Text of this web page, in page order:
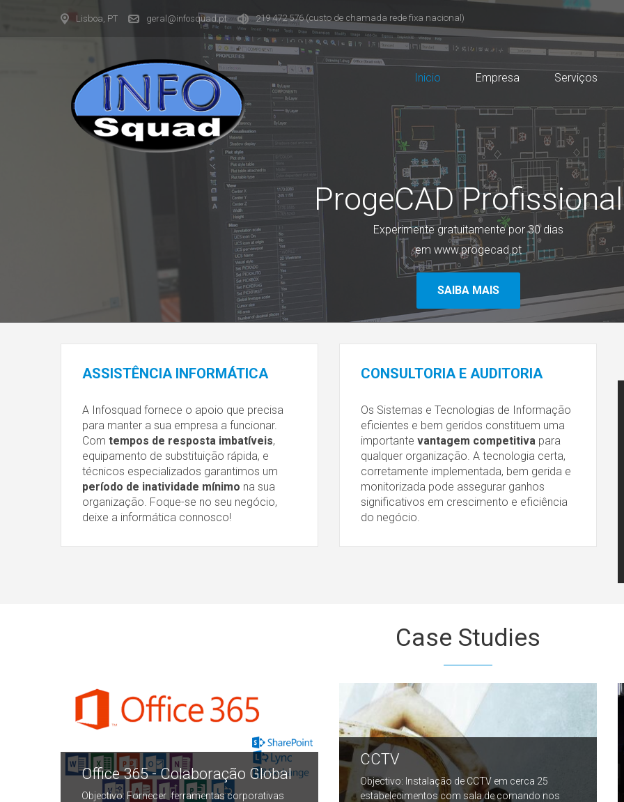
Lisboa, PT geral@infosquad.pt 219 472 576(custo de chamada rede fixa nacional)
Inicio Empresa Serviços
ProgeCAD Profissional
Experimente gratuitamente por 30 dias
em www.progecad.pt
SAIBA MAIS
ASSISTÊNCIA INFORMÁTICA
A Infosquad fornece o apoio que precisa
para manter a sua empresa a funcionar.
Com tempos de resposta imbatíveis,
equipamento de substituição rápida, e
técnicos especializados garantimos um
período de inatividade mínimo na sua
organização. Foque-se no seu negócio,
deixe a informática connosco!
CONSULTORIA E AUDITORIA
Os Sistemas e Tecnologias de Informação
eficientes e bem geridos constituem uma
importante vantagem competitiva para
qualquer organização. A tecnologia certa,
corretamente implementada, bem gerida e
monitorizada pode assegurar ganhos
significativos em crescimento e eficiência
do negócio.
Case Studies
Office 365 - Colaboração Global
Objectivo: Fornecer ferramentas corporativas
CCTV
Objectivo: Instalação de CCTV em cerca 25
estabelecimentos com sala de comando nos